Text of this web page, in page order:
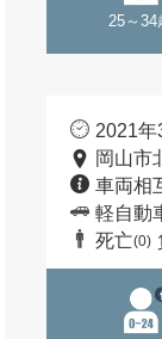
25～34
2021年
岡山市
車両相
軽自動
死亡(0)